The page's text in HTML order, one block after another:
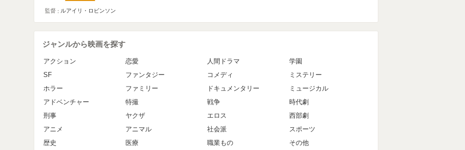
監督 ルアイリ・ロビンソン
ジャンルから映画を探す
アクション 恋愛 人間ドラマ
学園
SF
ファンタジー コメディ
ミステリー
ホラー
ファミリー ドキュメンタリー
ミュージカル
アドベンチャー
特撮 戦争
時代劇
刑事
ヤクザ エロス
西部劇
アニメ
アニマル 社会派
スポーツ
歴史
医療 職業もの その他